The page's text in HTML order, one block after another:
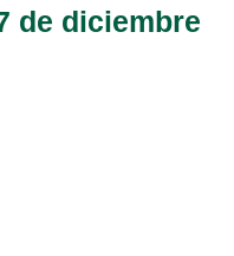
de diciembre